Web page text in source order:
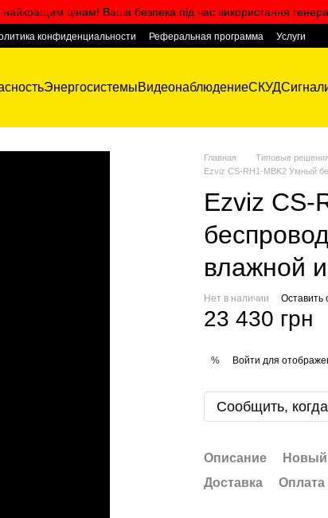
найкращим цінам! Ваша безпека під час використання
конфиденциальности Реферальная программа
Услуги
ЭнергосистемыВидеонаблюдениеСКУД
Главная Типовые решения
Ezviz CS-RH1-MBK2 Умный
Ezviz CS-
влажной
Нет в наличии Оставить
23 430 грн
% Войти для
Сообщить,
Описание
Новый
Доставка
Оплата